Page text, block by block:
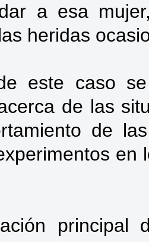
a esa
heridas
este caso
de las
de
en
principal